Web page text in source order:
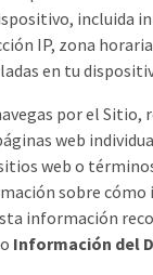
incluida
IP, zona
en tu
por el Sitio,
web
web o
sobre cómo
información
Información del